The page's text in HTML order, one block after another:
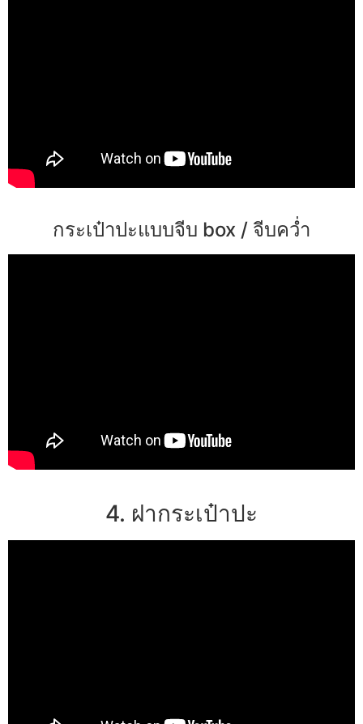
กระเป๋าปะแบบจีบ box / จีบคว่ำ
4. ฝากระเป๋าปะ